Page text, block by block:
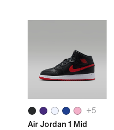
+5
Air Jordan 1 Mid